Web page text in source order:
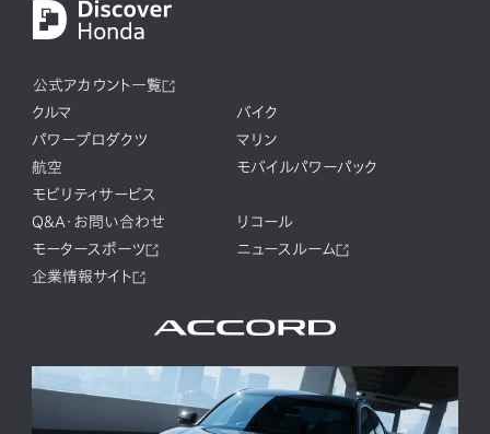
公式アカウント一覧
クルマ
バイク
パワープロダクツ
マリン
航空
モバイルパワーパック
モビリティサービス
Q&A・お問い合わせ
リコール
モータースポーツ
ニュースルーム
企業情報サイト